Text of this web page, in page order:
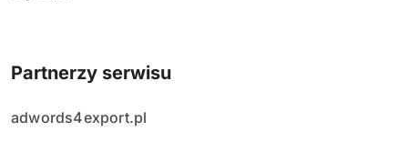
Partnerzy serwisu
adwords4export.pl